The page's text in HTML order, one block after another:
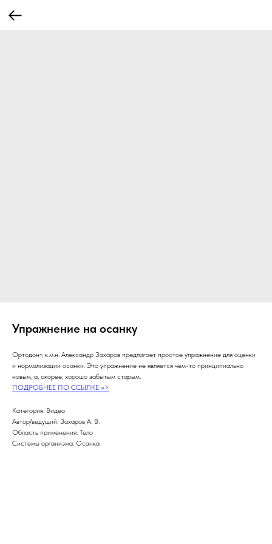
Упражнение на осанку
Ортодонт, к.м.н. Александр Захаров предлагает простое упражнение для оценки
и нормализации осанки. Это упражнение не является чем-то принципиально
новым, а, скорее, хорошо забытым старым.
ПОДРОБНЕЕ ПО ССЫЛКЕ >>>
Категория: Видео
Автор/ведущий: Захаров А. В.
Область применения: Тело
Системы организма: Осанка